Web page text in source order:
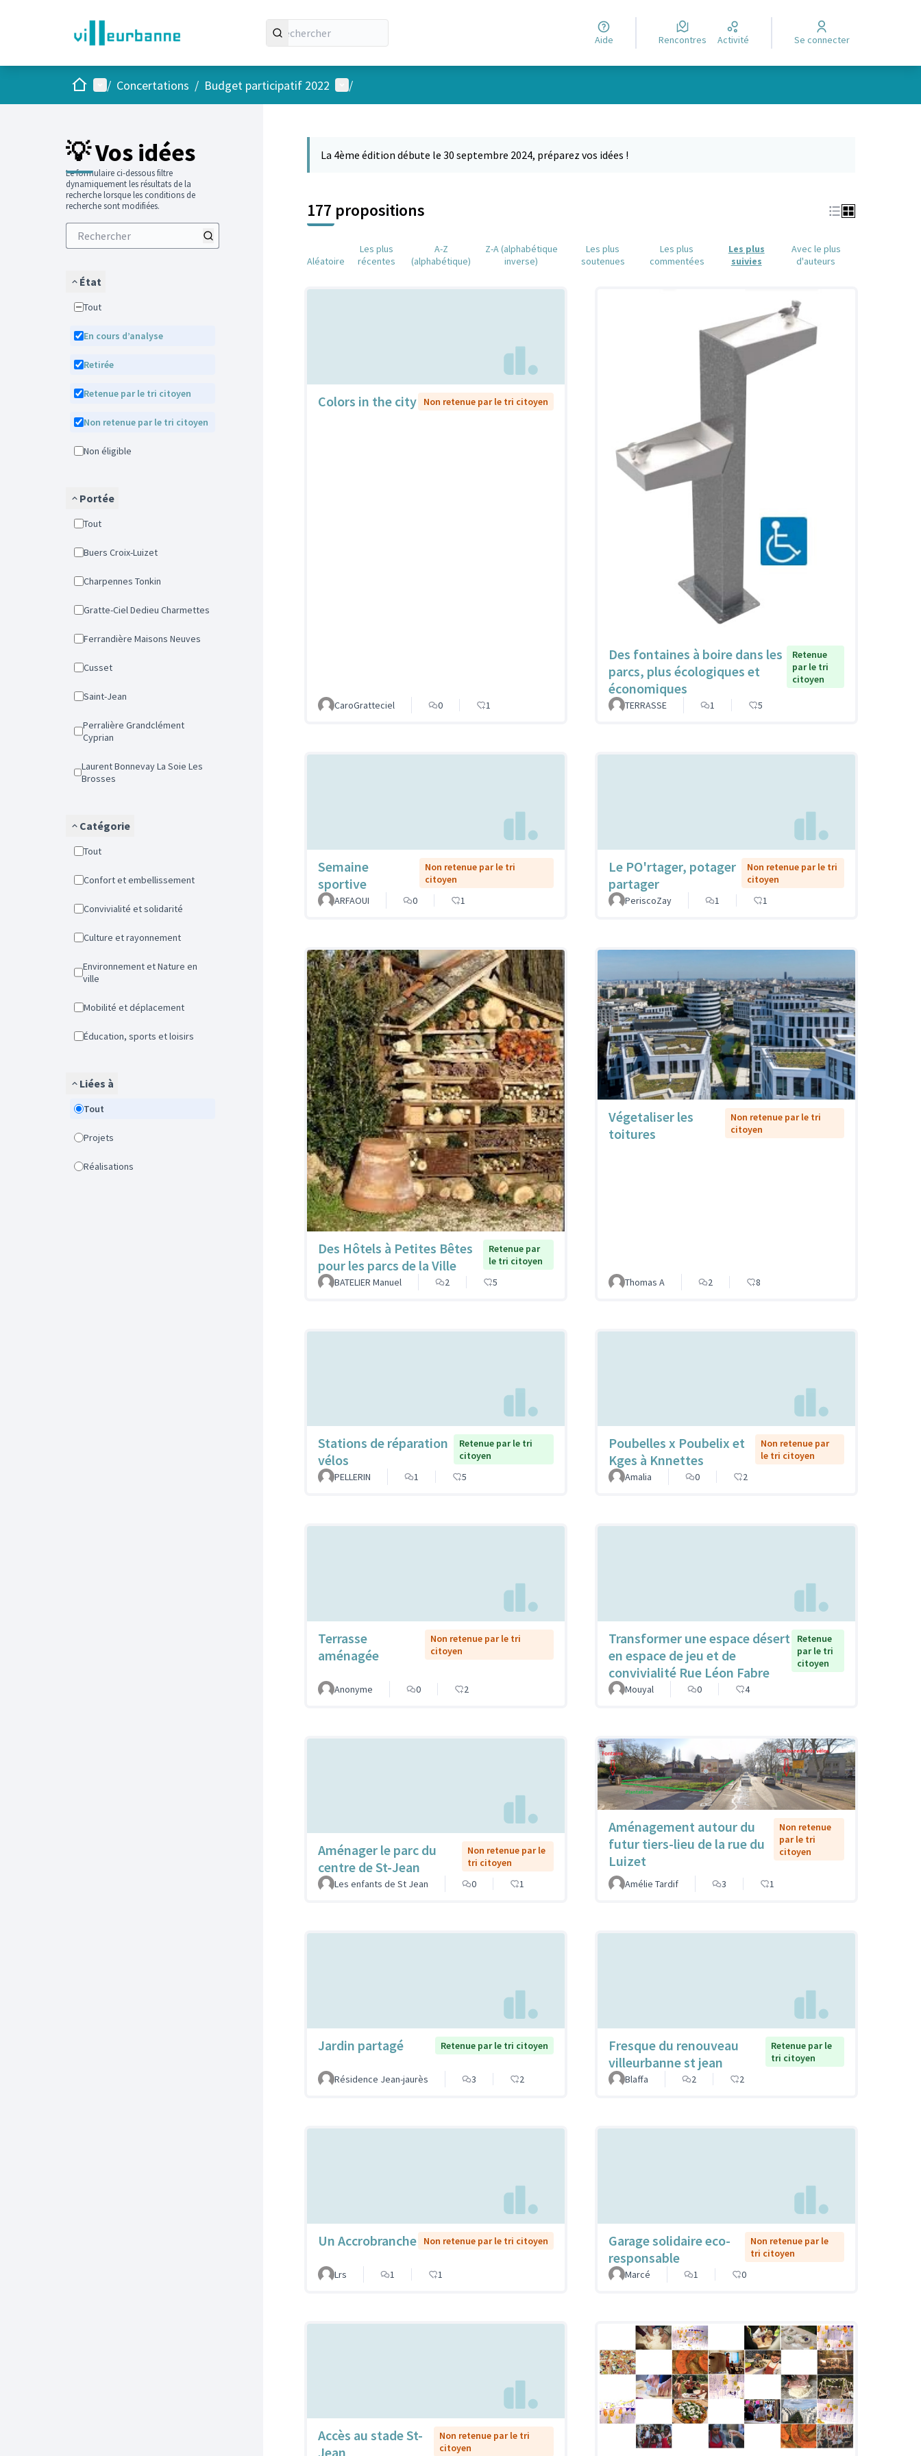
Aide Rencontres Activité Se connecter
AccueilMenu principal
/ Concertations / Budget participatif 2022 Menu utilisateur
/
💡 Vos idées
Le formulaire ci-dessous filtre
dynamiquement les résultats de la
recherche lorsque les conditions de
recherche sont modifiées.
État
Tout
En cours d’analyse
Retirée
Retenue par le tri citoyen
Non retenue par le tri citoyen
Non éligible
Portée
Tout
Buers Croix-Luizet
Charpennes Tonkin
Gratte-Ciel Dedieu Charmettes
Ferrandière Maisons Neuves
Cusset
Saint-Jean
Perralière Grandclément
Cyprian
Laurent Bonnevay La Soie Les
Brosses
Catégorie
Tout
Confort et embellissement
Convivialité et solidarité
Culture et rayonnement
Environnement et Nature en
ville
Mobilité et déplacement
Éducation, sports et loisirs
Liées à
Tout
Projets
Réalisations
La 4ème édition débute le 30 septembre 2024, préparez vos idées !
177 propositions
Aléatoire
Les plus
récentes
A-Z
(alphabétique)
Z-A (alphabétique
inverse)
Les plus
soutenues
Les plus
commentées
Les plus
suivies
Avec le plus
d'auteurs
Colors in the city Non retenue par le tri citoyen
CaroGratteciel 0 1
Des fontaines à boire dans les
parcs, plus écologiques et
économiques
Retenue
par le tri
citoyen
TERRASSE 1 5
Semaine
sportive
Non retenue par le tri
citoyen
ARFAOUI
0 1
Le PO'rtager, potager
partager
Non retenue par le tri
citoyen
PeriscoZay
1 1
Des Hôtels à Petites Bêtes
pour les parcs de la Ville
Retenue par
le tri citoyen
BATELIER Manuel
2 5
Végetaliser les
toitures
Non retenue par le tri
citoyen
Thomas A 2 8
Stations de réparation
vélos
Retenue par le tri
citoyen
PELLERIN
1 5
Poubelles x Poubelix et
Kges à Knnettes
Non retenue par
le tri citoyen
Amalia
0 2
Terrasse
aménagée
Non retenue par le tri
citoyen
Anonyme 0 2
Transformer une espace désert
en espace de jeu et de
convivialité Rue Léon Fabre
Retenue
par le tri
citoyen
Mouyal 0 4
Aménager le parc du
centre de St-Jean
Non retenue par le
tri citoyen
Les enfants de St Jean
0 1
Aménagement autour du
futur tiers-lieu de la rue du
Luizet
Non retenue
par le tri
citoyen
Amélie Tardif 3 1
Jardin partagé Retenue par le tri citoyen
Résidence Jean-jaurès 3 2
Fresque du renouveau
villeurbanne st jean
Retenue par le
tri citoyen
Blaffa
2 2
Un Accrobranche Non retenue par le tri citoyen
Lrs 1 1
Garage solidaire eco-
responsable
Non retenue par le
tri citoyen
Marcé
1 0
Accès au stade St-
Jean
Non retenue par le tri
citoyen